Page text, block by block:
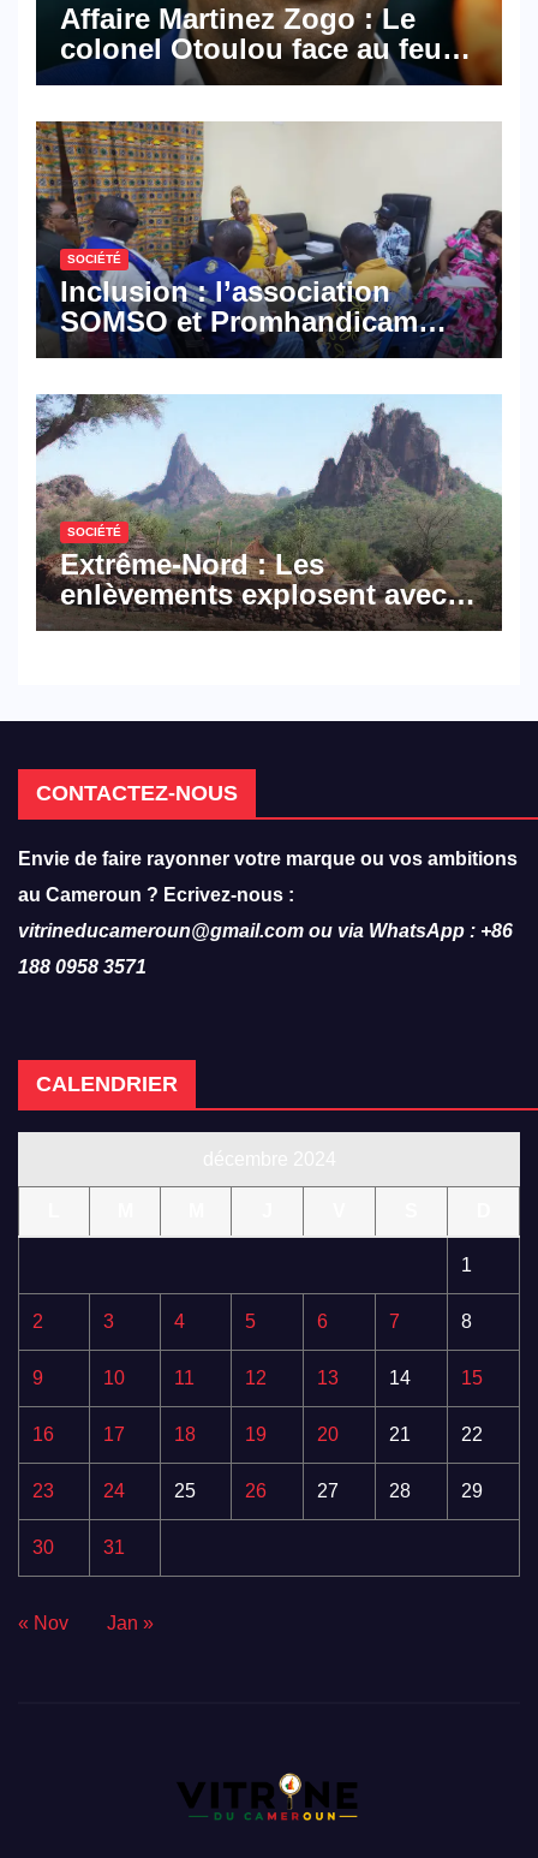
Affaire Martinez Zogo : Le
colonel Otoulou face au feu
croisé des avocats de la
SOCIÉTÉ
Inclusion : l’association
SOMSO et Promhandicam
militent en faveur d’une
hôtellerie-restauration
SOCIÉTÉ
Extrême-Nord : Les
enlèvements explosent avec
308 victimes en trois mois
CONTACTEZ-NOUS
Envie de faire rayonner votre marque ou vos ambitions
au Cameroun ? Ecrivez-nous :
vitrineducameroun@gmail.com ou via WhatsApp : +86
188 0958 3571
CALENDRIER
1
2 3 4 5 6 7 8
9 10 11 12 13 14 15
16 17 18 19 20 21 22
23 24 25 26 27 28 29
30 31
« Nov Jan »